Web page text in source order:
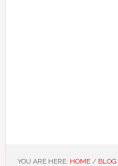
YOU ARE HERE: HOME / BLOG